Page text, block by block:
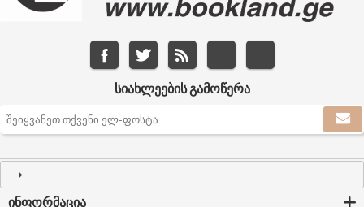
ᲡᲘᲐᲮᲚᲔᲔᲑᲘᲡ ᲒᲐᲛᲝᲬᲔᲠᲐ
ᲘᲜᲤᲝᲠᲛᲐᲪᲘᲐ